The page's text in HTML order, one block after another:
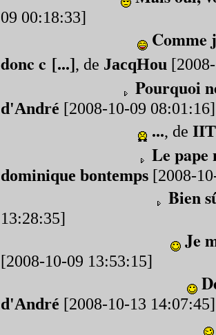
09 00:18:33]
Comme
donc c [...], de JacqHou
Pourquoi
d'André [2008-10-09 08:01:16]
..., de
Le pape
dominique bontemps[2008-
Bien
13:28:35]
Je
[2008-10-09 13:53:15]
d'André [2008-10-13 14:07:45]